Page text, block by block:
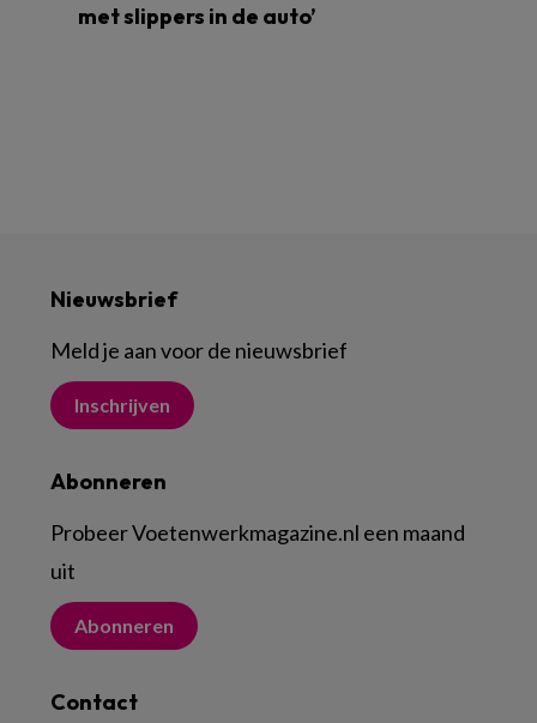
met slippers in de auto’
Nieuwsbrief
Meld je aan voor de nieuwsbrief
Inschrijven
Abonneren
Probeer Voetenwerkmagazine.nl een maand
uit
Abonneren
Contact